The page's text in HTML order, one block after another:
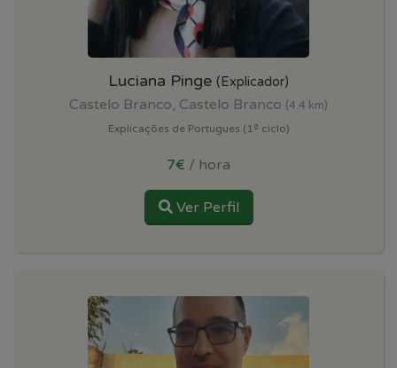
Luciana Pinge (Explicador)
Castelo Branco, Castelo Branco (4.4 km)
Explicações de Portugues (1º ciclo)
7€ / hora
Ver Perfil